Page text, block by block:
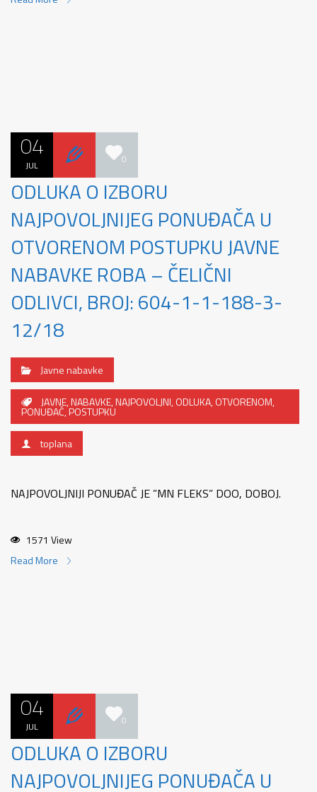
04
JUL 0
ODLUKA O IZBORU
NAJPOVOLJNIJEG PONUĐAČA U
OTVORENOM POSTUPKU JAVNE
NABAVKE ROBA – ČELIČNI
ODLIVCI, BROJ: 604-1-1-188-3-
12/18
Javne nabavke
JAVNE,NABAVKE,NAJPOVOLJNI,ODLUKA,OTVORENOM,
PONUĐAČ,POSTUPKU
toplana
NAJPOVOLJNIJI PONUĐAČ JE ”MN FLEKS” DOO, DOBOJ.
1571 View
Read More
04
JUL 0
ODLUKA O IZBORU
NAJPOVOLJNIJEG PONUĐAČA U